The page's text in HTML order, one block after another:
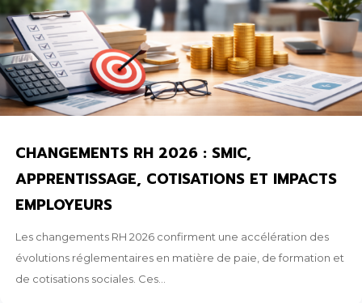
CHANGEMENTS RH 2026 : SMIC,
APPRENTISSAGE, COTISATIONS ET IMPACTS
EMPLOYEURS
Les changements RH 2026 confirment une accélération des
évolutions réglementaires en matière de paie, de formation et
de cotisations sociales. Ces...